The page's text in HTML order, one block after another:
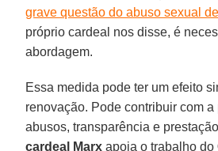
grave questão do abuso sexual
próprio cardeal nos disse, é
abordagem.
Essa medida pode ter um efeito
renovação. Pode contribuir com
abusos, transparência e
cardeal Marx apoia o trabalho do